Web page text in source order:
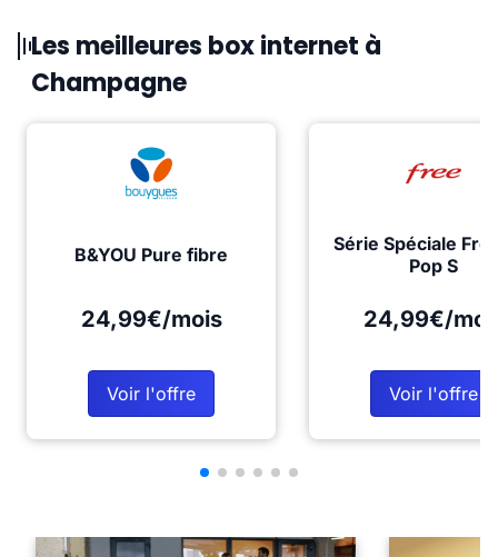
Les meilleures box internet à
Champagne
B&YOU Pure fibre
24,99€/mois
Voir l'offre
Série Spéciale
Pop S
24,99€/
Voir l'offre